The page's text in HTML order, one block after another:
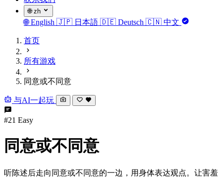
🌐 zh
🌐 English 🇯🇵 日本語 🇩🇪 Deutsch 🇨🇳 中文
首页
所有游戏
同意或不同意
与AI一起玩
#21 Easy
同意或不同意
听陈述后走向同意或不同意的一边，用身体表达观点。让害羞